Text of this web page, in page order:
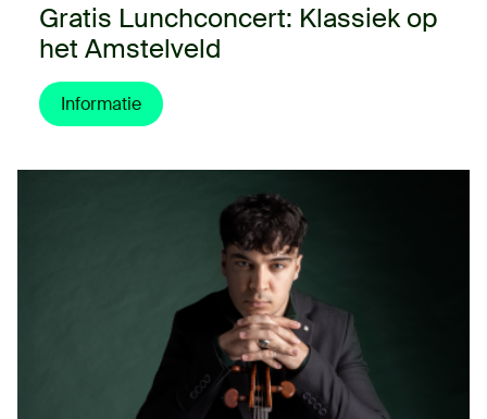
Gratis Lunchconcert: Klassiek op
het Amstelveld
Informatie